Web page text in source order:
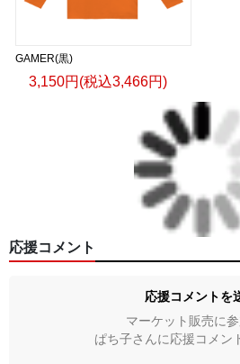
GAMER(黒)
3,150円(税込3,466円)
応援コメント
応援コメントを
マーケット販売に
ぱち子さんに応援コメン